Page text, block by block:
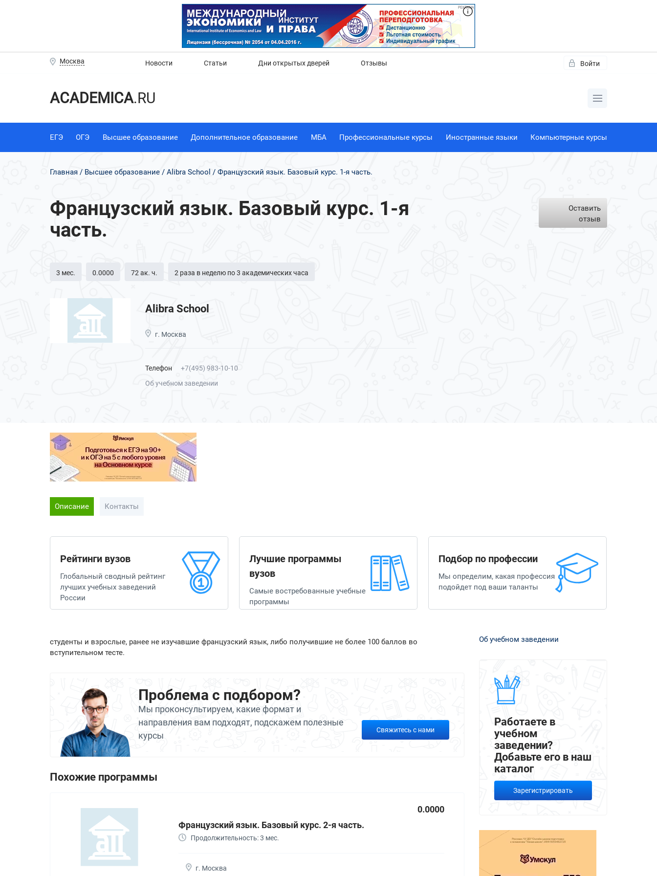
Москва Новости Статьи Дни открытых дверей Отзывы Войти
ACADEMICA.RU
ЕГЭ ОГЭ Высшее образование Дополнительное образование МБА Профессиональные курсы Иностранные языки Компьютерные курсы
Главная Высшее образование Alibra School Французский язык. Базовый курс. 1-я часть.
Французский язык. Базовый курс. 1-я
часть.
3 мес. 0.0000 72 ак. ч. 2 раза в неделю по 3 академических часа
Alibra School
г. Москва
Телефон
+7(495) 983-10-10
Об учебном заведении
Оставить
отзыв
Описание Контакты
Рейтинги вузов
Глобальный сводный рейтинг
лучших учебных заведений
России
Лучшие программы
вузов
Самые востребованные учебные
программы
Подбор по профессии
Мы определим, какая профессия
подойдет под ваши таланты
студенты и взрослые, ранее не изучавшие французский язык, либо получившие не более 100 баллов во
вступительном тесте.
Проблема с подбором?
Мы проконсультируем, какие формат и
направления вам подходят, подскажем полезные
курсы
Свяжитесь с нами
Похожие программы
0.0000
Французский язык. Базовый курс. 2-я часть.
Продолжительность: 3 мес.
г. Москва
Об учебном заведении
Работаете в
учебном
заведении?
Добавьте его в наш
каталог
Зарегистрировать
Нет